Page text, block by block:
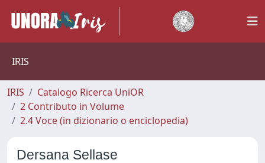
IRIS
IRIS
Catalogo Ricerca UniOR
2 Contributo in Volume
2.4 Voce (in dizionario o enciclopedia)
Dersana Sellase